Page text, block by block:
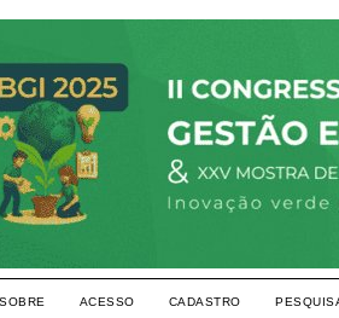
SOBRE ACESSO CADASTRO